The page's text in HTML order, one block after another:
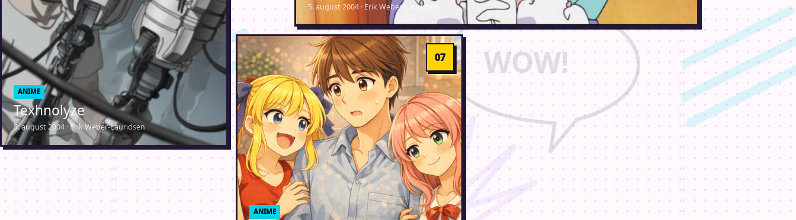
5. august 2004 · Erik Weber-Lauridsen
ANIME
Texhnolyze
5. august 2004 · Erik Weber-Lauridsen
ANIME